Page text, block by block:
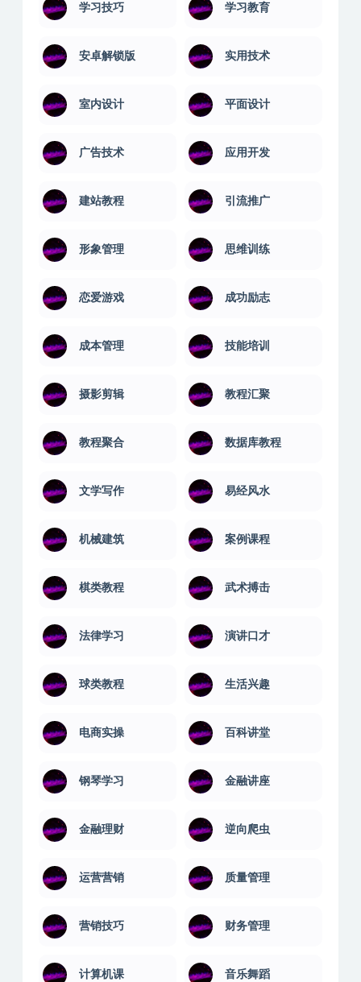
学习技巧 学习教育
安卓解锁版 实用技术
室内设计 平面设计
广告技术 应用开发
建站教程 引流推广
形象管理 思维训练
恋爱游戏 成功励志
成本管理 技能培训
摄影剪辑 教程汇聚
教程聚合 数据库教程
文学写作 易经风水
机械建筑 案例课程
棋类教程 武术搏击
法律学习 演讲口才
球类教程 生活兴趣
电商实操 百科讲堂
钢琴学习 金融讲座
金融理财 逆向爬虫
运营营销 质量管理
营销技巧 财务管理
计算机课 音乐舞蹈